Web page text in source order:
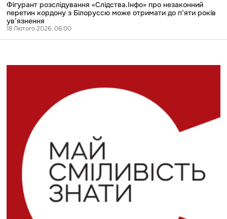
років
ув’язнення
Фігурант розслідування «Слідства.Інфо» про незаконний
перетин кордону з Білоруссю може отримати до п’яти років
ув’язнення
18 Лютого 2026, 06:00